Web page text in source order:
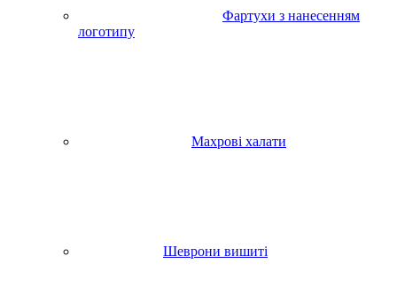
Фартухи з нанесенням
логотипу
Махрові халати
Шеврони вишиті